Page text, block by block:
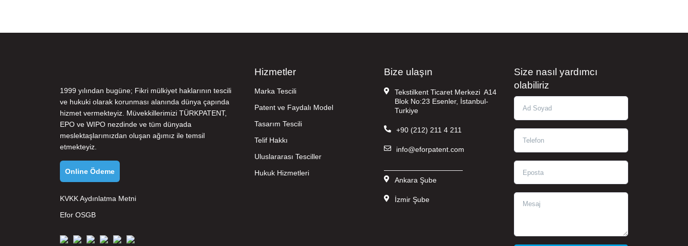
1999 yılından bugüne; Fikri mülkiyet haklarının tescili
ve hukuki olarak korunması alanında dünya çapında
hizmet vermekteyiz. Müvekkillerimizi TÜRKPATENT,
EPO ve WIPO nezdinde ve tüm dünyada
meslektaşlarımızdan oluşan ağımız ile temsil
etmekteyiz.
Online Ödeme
KVKK Aydınlatma Metni
Efor OSGB
Hizmetler
Marka Tescili
Patent ve Faydalı Model
Tasarım Tescili
Telif Hakkı
Uluslararası Tesciller
Hukuk Hizmetleri
Bize ulaşın
Tekstilkent Ticaret Merkezi A14
Blok No:23 Esenler, İstanbul-
Turkiye
+90 (212) 211 4 211
info@eforpatent.com
———————————
Ankara Şube
İzmir Şube
Size nasıl yardımcı
olabiliriz